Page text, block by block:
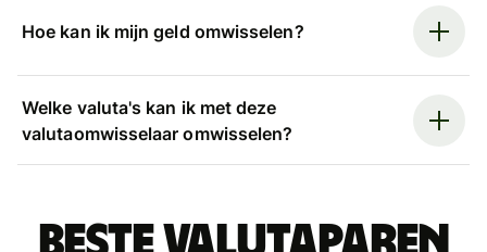
Hoe kan ik mijn geld omwisselen?
Welke valuta's kan ik met deze
valutaomwisselaar omwisselen?